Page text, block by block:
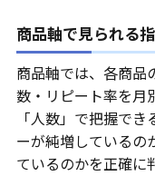
商品軸で見られる
商品軸では、各商品
数・リピート率を月
「人数」で把握で
ーが純増しているの
ているのかを正確に